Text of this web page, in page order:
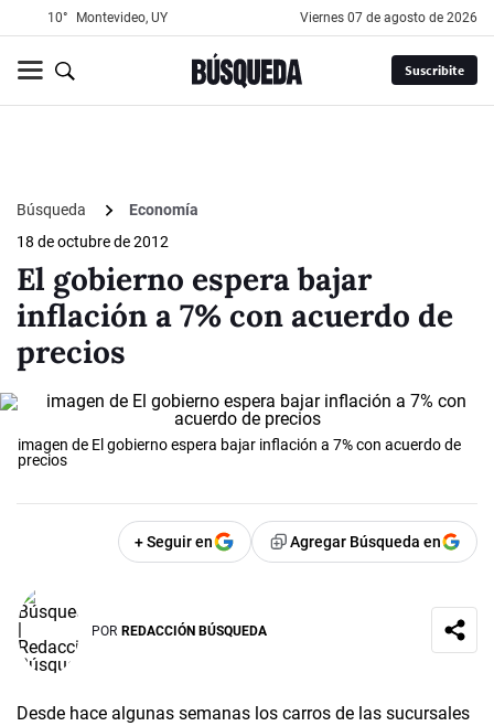
10° Montevideo, UY viernes 07 de agosto de 2026
Suscribite
Búsqueda
Economía
18 de octubre de 2012
El gobierno espera bajar
inflación a 7% con acuerdo de
precios
imagen de El gobierno espera bajar inflación a 7% con acuerdo de
precios
+ Seguir en Agregar Búsqueda en
POR REDACCIÓN BÚSQUEDA
Desde hace algunas semanas los carros de las sucursales